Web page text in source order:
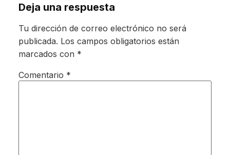
Deja una respuesta
Tu dirección de correo electrónico no será
publicada. Los campos obligatorios están
marcados con *
Comentario *